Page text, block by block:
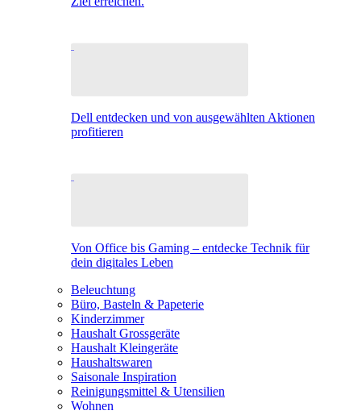
Dell entdecken und von ausgewählten Aktionen
profitieren
Von Office bis Gaming – entdecke Technik für
dein digitales Leben
Beleuchtung
Büro, Basteln & Papeterie
Kinderzimmer
Haushalt Grossgeräte
Haushalt Kleingeräte
Haushaltswaren
Saisonale Inspiration
Reinigungsmittel & Utensilien
Wohnen